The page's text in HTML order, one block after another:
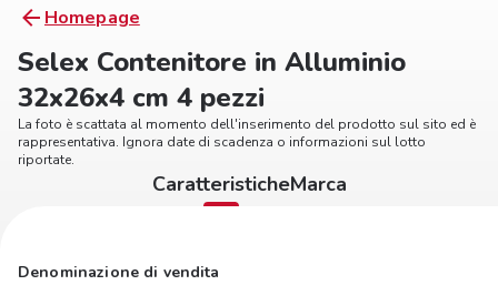
Homepage
Selex Contenitore in Alluminio
32x26x4 cm 4 pezzi
La foto è scattata al momento dell'inserimento del prodotto sul sito ed è
rappresentativa. Ignora date di scadenza o informazioni sul lotto
riportate.
CaratteristicheMarca
Denominazione di vendita